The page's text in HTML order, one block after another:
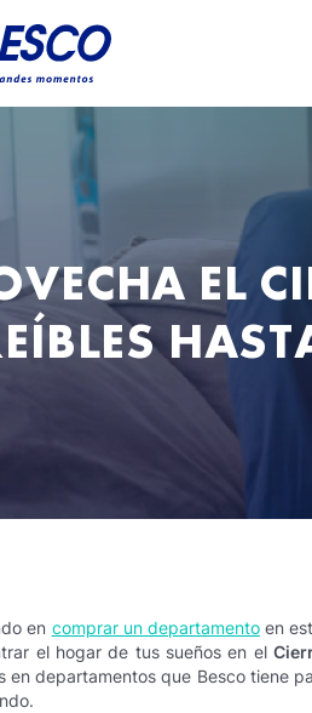
EL
en comprar un departamentoen
el hogar de tus sueños en el
en departamentos que Besco tiene